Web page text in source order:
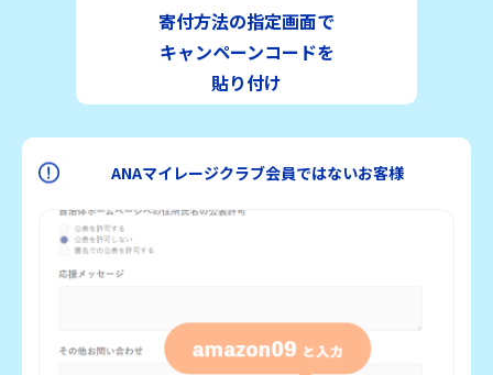
寄付方法の指定画面で
キャンペーンコードを
貼り付け
ANAマイレージクラブ会員ではないお客様